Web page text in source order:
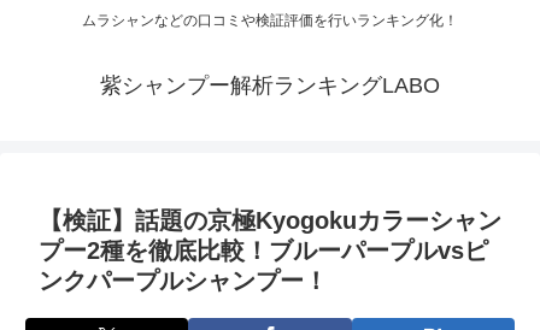
ムラシャンなどの口コミや検証評価を行いランキング化！
紫シャンプー解析ランキングLABO
【検証】話題の京極Kyogokuカラーシャン
プー2種を徹底比較！ブルーパープルvsピ
ンクパープルシャンプー！